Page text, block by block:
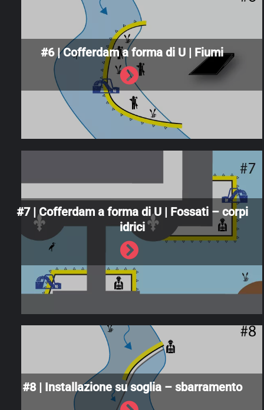
#6 | Cofferdam a forma di U | Fiumi
#7 | Cofferdam a forma di U | Fossati – corpi
idrici
#8 | Installazione su soglia – sbarramento